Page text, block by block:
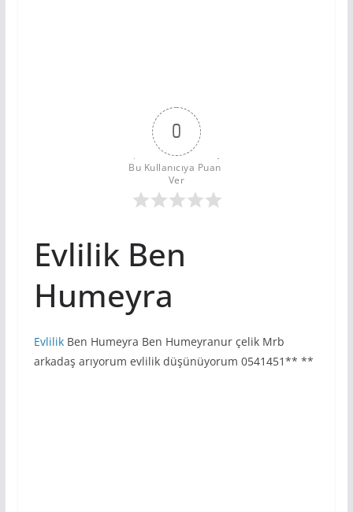
0
Bu Kullanıcıya Puan
Ver
Evlilik Ben
Humeyra
EvlilikBen Humeyra Ben Humeyranur çelik Mrb
arkadaş arıyorum evlilik düşünüyorum 0541451** **